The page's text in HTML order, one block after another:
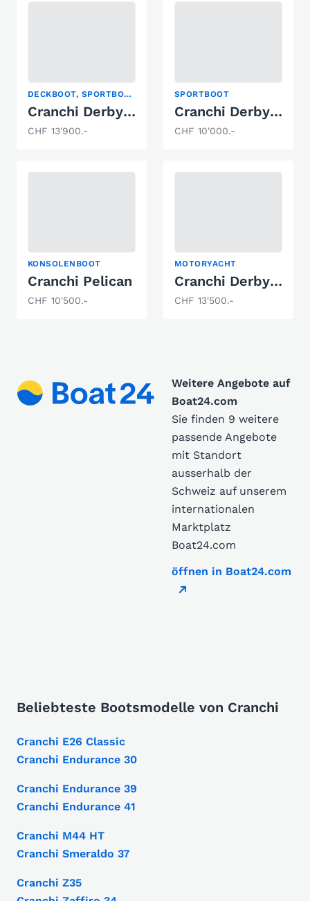
DECKBOOT, SPORTBOOT, WASSERSKI
Cranchi Derby 700
CHF 13'900.-
SPORTBOOT
Cranchi Derby 700
CHF 10'000.-
KONSOLENBOOT
Cranchi Pelican
CHF 10'500.-
MOTORYACHT
Cranchi Derby 700
CHF 13'500.-
Weitere Angebote auf
Boat24.com
Sie finden 9 weitere
passende Angebote
mit Standort
ausserhalb der
Schweiz auf unserem
internationalen
Marktplatz
Boat24.com
öffnen in Boat24.com
Beliebteste Bootsmodelle von Cranchi
Cranchi E26 Classic
Cranchi Endurance 30
Cranchi Endurance 39
Cranchi Endurance 41
Cranchi M44 HT
Cranchi Smeraldo 37
Cranchi Z35